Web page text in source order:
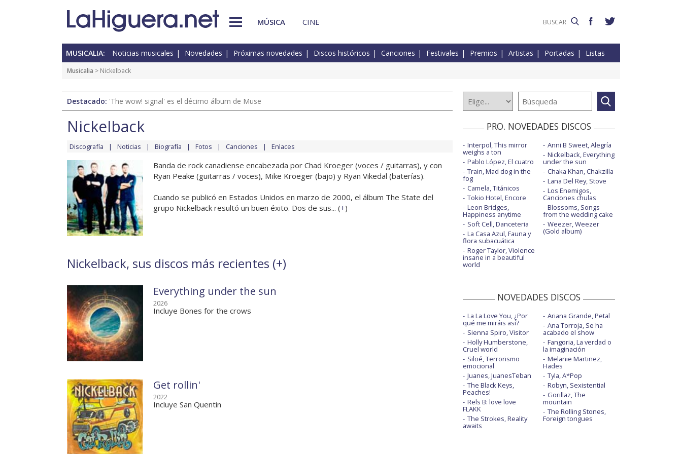
MÚSICA CINE
MUSICALIA: Noticias musicales Novedades Próximas novedades Discos históricos Canciones Festivales Premios Artistas Portadas Listas
Musicalia > Nickelback
Destacado: 'The wow! signal' es el décimo álbum de Muse
Nickelback
Discografía Noticias Biografía Fotos Canciones Enlaces
Banda de rock canadiense encabezada por Chad Kroeger (voces / guitarras), y con
Ryan Peake (guitarras / voces), Mike Kroeger (bajo) y Ryan Vikedal (baterías).
Cuando se publicó en Estados Unidos en marzo de 2000, el álbum The State del
grupo Nickelback resultó un buen éxito. Dos de sus... (+)
Nickelback, sus discos más recientes (+)
Everything under the sun
2026
Incluye Bones for the crows
Get rollin'
2022
Incluye San Quentin
PRO. NOVEDADES DISCOS
Interpol, This mirror
weighs a ton
Pablo López, El cuatro
Train, Mad dog in the
fog
Camela, Titánicos
Tokio Hotel, Encore
Leon Bridges,
Happiness anytime
Soft Cell, Danceteria
La Casa Azul, Fauna y
flora subacuática
Roger Taylor, Violence
insane in a beautiful
world
Anni B Sweet, Alegría
Nickelback, Everything
under the sun
Chaka Khan, Chakzilla
Lana Del Rey, Stove
Los Enemigos,
Canciones chulas
Blossoms, Songs
from the wedding cake
Weezer, Weezer
(Gold album)
NOVEDADES DISCOS
La La Love You, ¿Por
qué me miráis así?
Sienna Spiro, Visitor
Holly Humberstone,
Cruel world
Siloé, Terrorismo
emocional
Juanes, JuanesTeban
The Black Keys,
Peaches!
Rels B: love love
FLAKK
The Strokes, Reality
awaits
Ariana Grande, Petal
Ana Torroja, Se ha
acabado el show
Fangoria, La verdad o
la imaginación
Melanie Martinez,
Hades
Tyla, A*Pop
Robyn, Sexistential
Gorillaz, The
mountain
The Rolling Stones,
Foreign tongues